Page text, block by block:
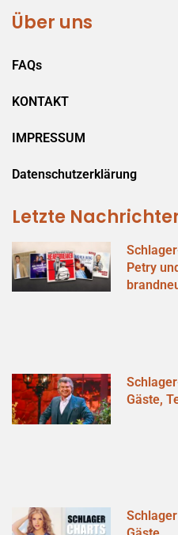
Über uns
FAQs
KONTAKT
IMPRESSUM
Datenschutzerklärung
Letzte
Petry
Gäste,